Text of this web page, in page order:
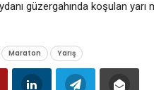
güzergahında koşulan yarı
Maraton Yarış